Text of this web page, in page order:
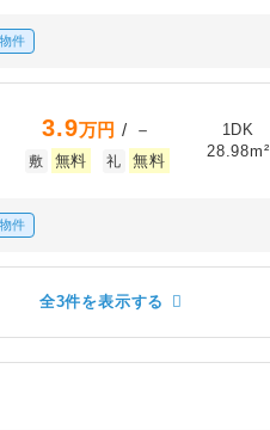
件
3.9万円 / －
敷 無料 礼 無料
1DK
28.98m²
件
全3件を表示する